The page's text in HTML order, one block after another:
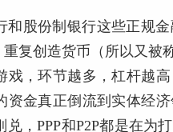
股份制银行这些正规
复创造货币（所以又被
戏，环节越多，杠杆越
资金真正倒流到实体经
，PPP和P2P都是在为